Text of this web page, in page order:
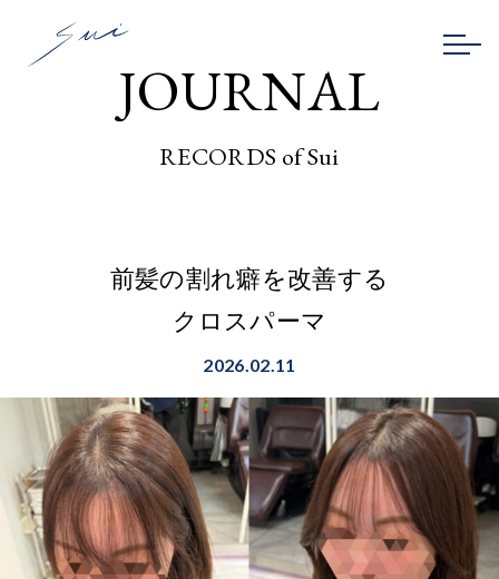
JOURNAL
RECORDS of Sui
前髪の割れ癖を改善する
クロスパーマ
2026.02.11